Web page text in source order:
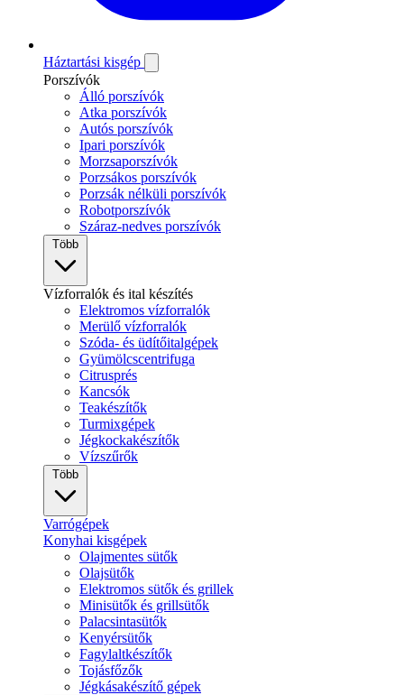
Háztartási kisgép
Porszívók
Álló porszívók
Atka porszívók
Autós porszívók
Ipari porszívók
Morzsaporszívók
Porzsákos porszívók
Porzsák nélküli porszívók
Robotporszívók
Száraz-nedves porszívók
Vízforralók és ital készítés
Elektromos vízforralók
Merülő vízforralók
Szóda- és üdítőitalgépek
Gyümölcscentrifuga
Citrusprés
Kancsók
Teakészítők
Turmixgépek
Jégkockakészítők
Vízszűrők
Varrógépek
Konyhai kisgépek
Olajmentes sütők
Olajsütők
Elektromos sütők és grillek
Minisütők és grillsütők
Palacsintasütők
Kenyérsütők
Fagylaltkészítők
Tojásfőzők
Jégkásakészítő gépek